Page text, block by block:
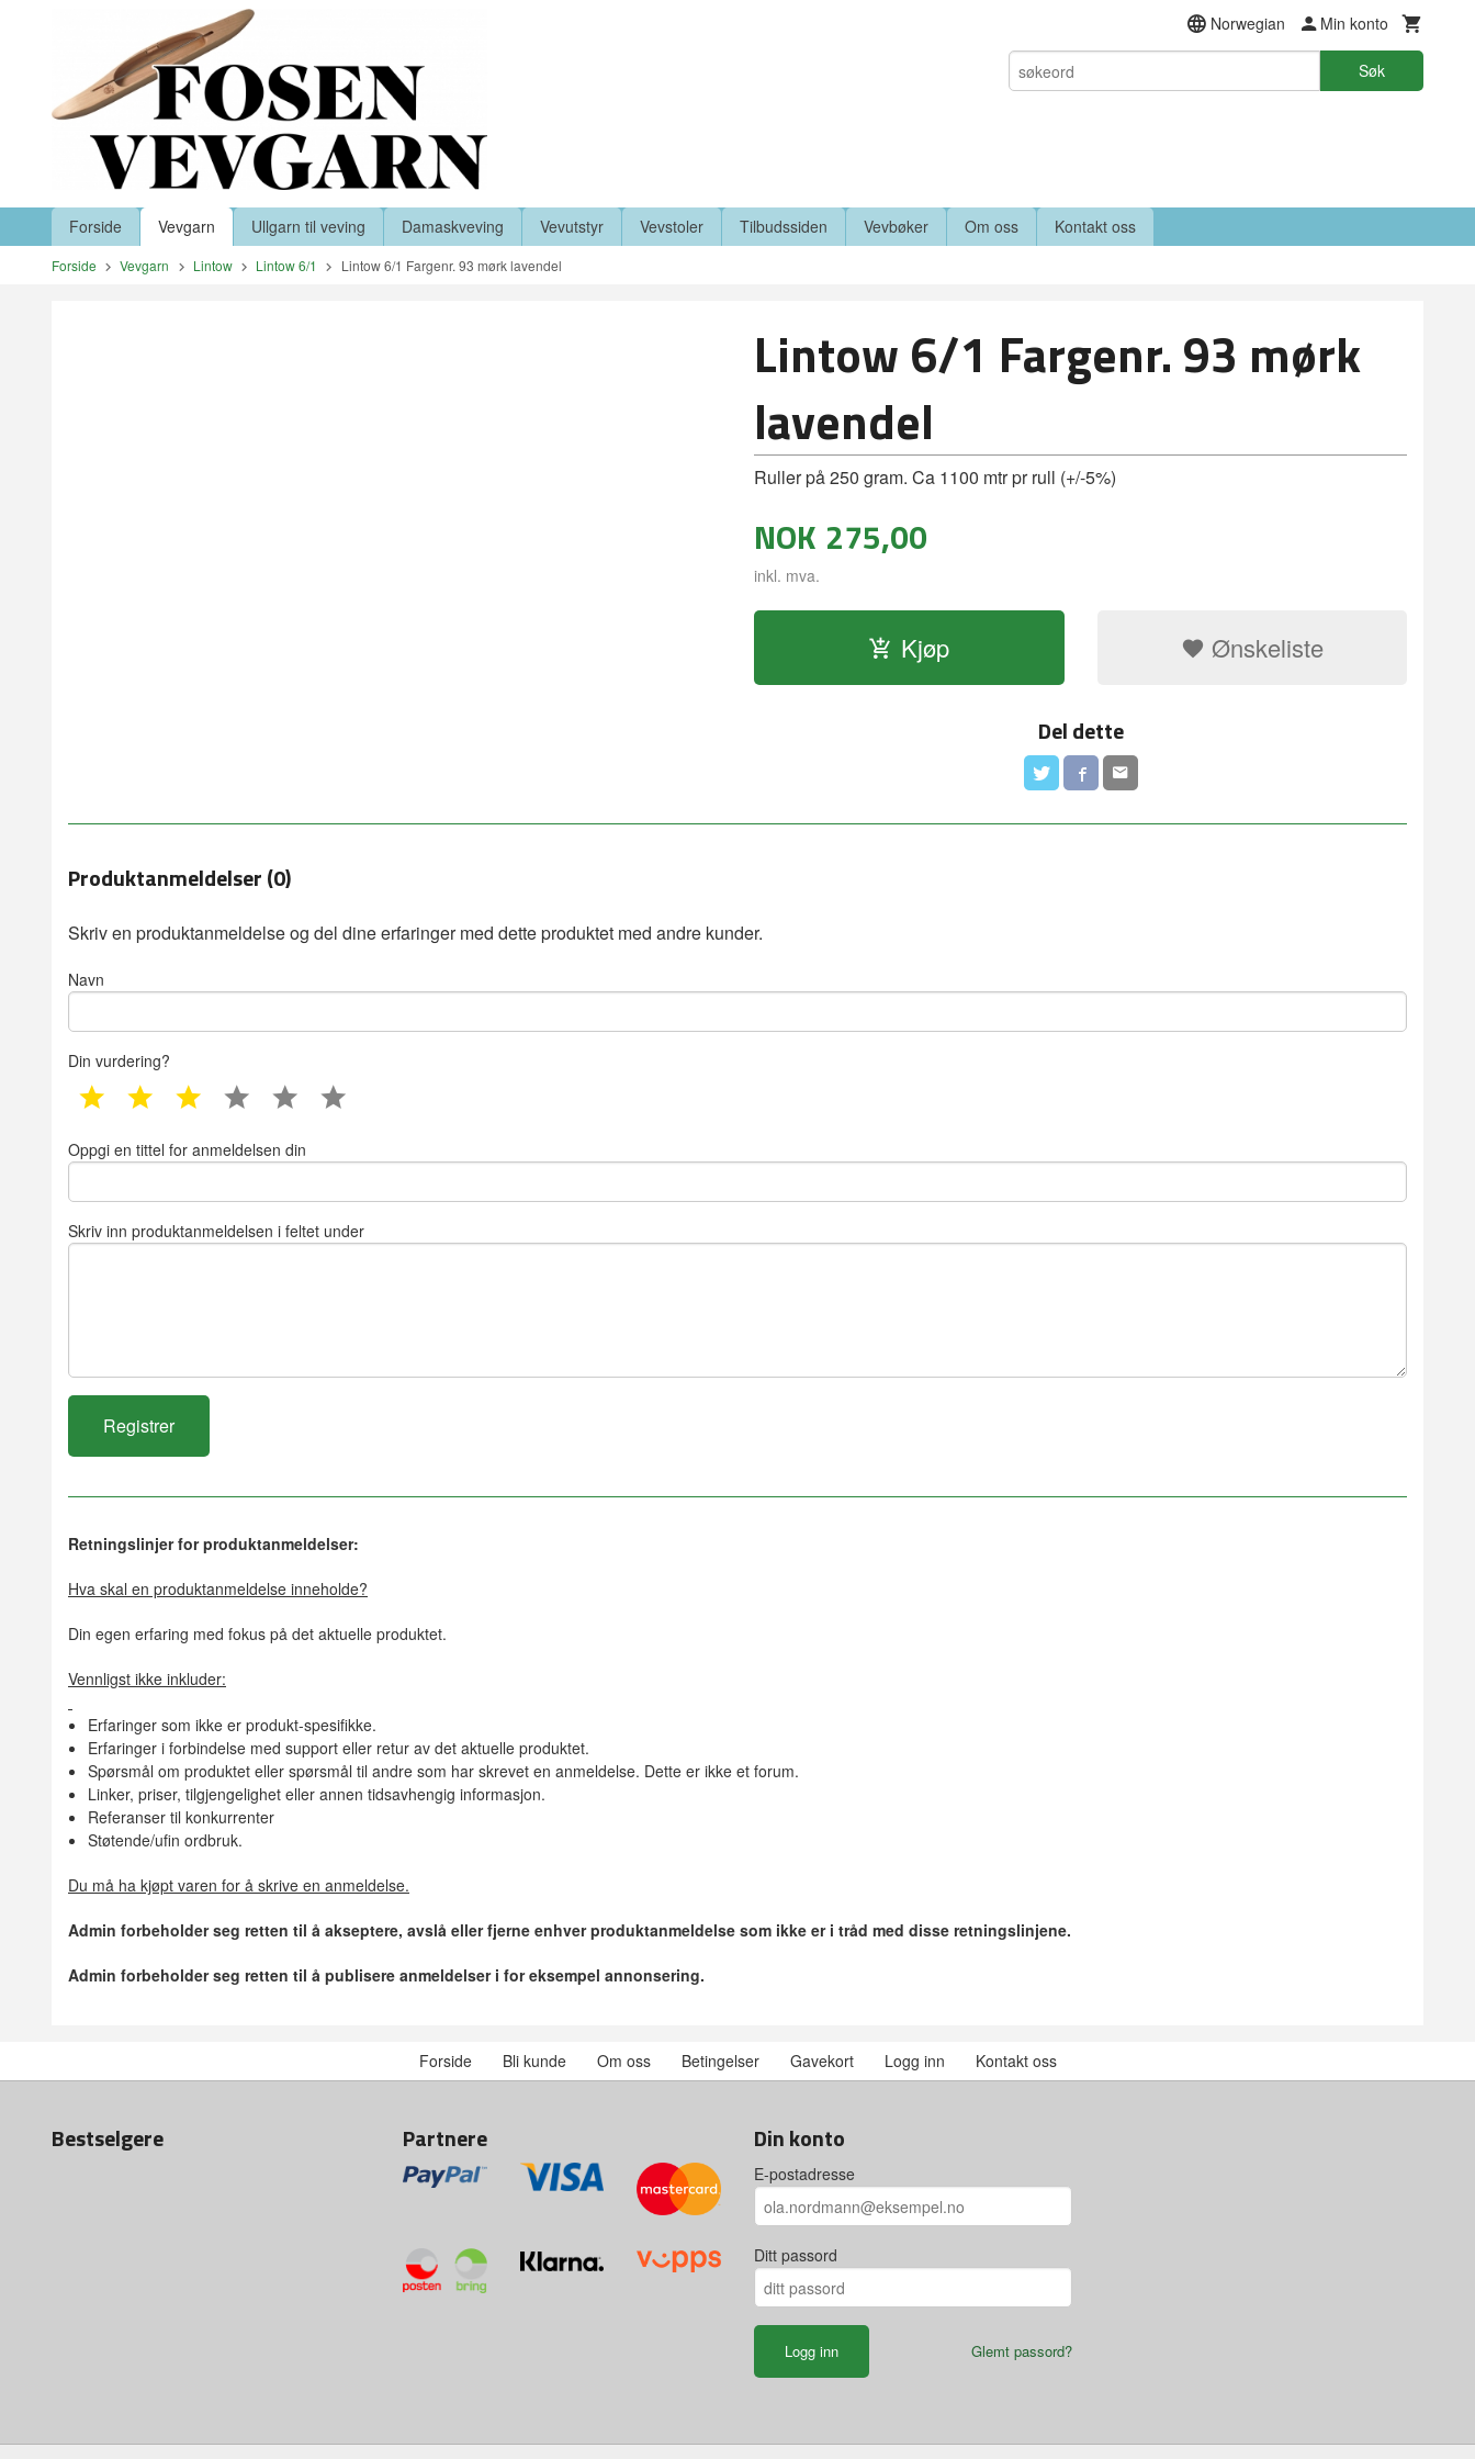
Norwegian Min konto
Søk
Produkter
Forside Vevgarn Ullgarn til veving Damaskveving Vevutstyr Vevstoler Tilbudssiden Vevbøker Om oss Kontakt oss
Forside Vevgarn Lintow Lintow 6/1 Lintow 6/1 Fargenr. 93 mørk lavendel
Lintow 6/1 Fargenr. 93 mørk
lavendel
Ruller på 250 gram. Ca 1100 mtr pr rull (+/-5%)
NOK 275,00
inkl. mva.
Kjøp Ønskeliste
Del dette
Produktanmeldelser (0)
Skriv en produktanmeldelse og del dine erfaringer med dette produktet med andre kunder.
Navn
Din vurdering?
1 star 2 star 3 star 4 star 5 star
Oppgi en tittel for anmeldelsen din
Skriv inn produktanmeldelsen i feltet under
Retningslinjer for produktanmeldelser:
Hva skal en produktanmeldelse inneholde?
Din egen erfaring med fokus på det aktuelle produktet.
Vennligst ikke inkluder:
Erfaringer som ikke er produkt-spesifikke.
Erfaringer i forbindelse med support eller retur av det aktuelle produktet.
Spørsmål om produktet eller spørsmål til andre som har skrevet en anmeldelse. Dette er ikke et forum.
Linker, priser, tilgjengelighet eller annen tidsavhengig informasjon.
Referanser til konkurrenter
Støtende/ufin ordbruk.
Du må ha kjøpt varen for å skrive en anmeldelse.
Admin forbeholder seg retten til å akseptere, avslå eller fjerne enhver produktanmeldelse som ikke er i tråd med disse retningslinjene.
Admin forbeholder seg retten til å publisere anmeldelser i for eksempel annonsering.
Forside Bli kunde Om oss Betingelser Gavekort Logg inn Kontakt oss
Bestselgere Partnere Din konto
E-postadresse
Ditt passord
Glemt passord?